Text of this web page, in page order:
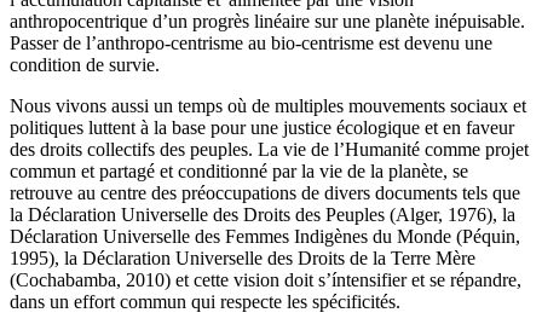
anthropocentrique d’un progrès linéaire sur une planète inépuisable.
Passer de l’anthropo-centrisme au bio-centrisme est devenu une
condition de survie.
Nous vivons aussi un temps où de multiples mouvements sociaux et
politiques luttent à la base pour une justice écologique et en faveur
des droits collectifs des peuples. La vie de l’Humanité comme projet
commun et partagé et conditionné par la vie de la planète, se
retrouve au centre des préoccupations de divers documents tels que
la Déclaration Universelle des Droits des Peuples (Alger, 1976), la
Déclaration Universelle des Femmes Indigènes du Monde (Péquin,
1995), la Déclaration Universelle des Droits de la Terre Mère
(Cochabamba, 2010) et cette vision doit s’íntensifier et se répandre,
dans un effort commun qui respecte les spécificités.